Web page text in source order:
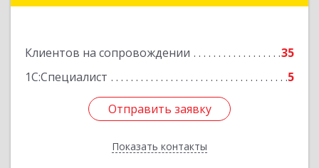
Клиентов на сопровождении
35
1С:Специалист
5
Отправить заявку
Показать контакты
Подробнее
Отправить заявку
Назад